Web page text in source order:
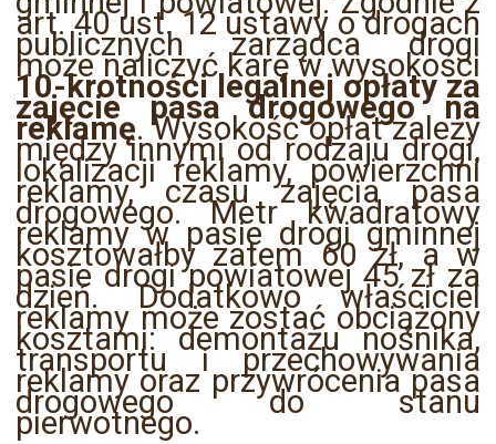
art. 40 ust. 12 ustawy o drogach
publicznych zarządca drogi
może naliczyć karę w wysokości
10-krotności legalnej opłaty za
zajęcie pasa drogowego na
reklamę. Wysokość opłat zależy
między innymi od rodzaju drogi,
lokalizacji reklamy, powierzchni
reklamy, czasu zajęcia pasa
drogowego. Metr kwadratowy
reklamy w pasie drogi gminnej
kosztowałby zatem 60 zł, a w
pasie drogi powiatowej 45 zł za
dzień. Dodatkowo właściciel
reklamy może zostać obciążony
kosztami: demontażu nośnika,
transportu i przechowywania
reklamy oraz przywrócenia pasa
drogowego do stanu
pierwotnego.